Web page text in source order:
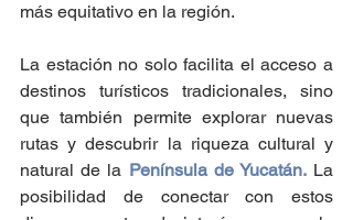
más equitativo en la región.
La estación no solo facilita el acceso a
destinos turísticos tradicionales, sino
que también permite explorar nuevas
rutas y descubrir la riqueza cultural y
natural de la Península de Yucatán. La
posibilidad de conectar con estos